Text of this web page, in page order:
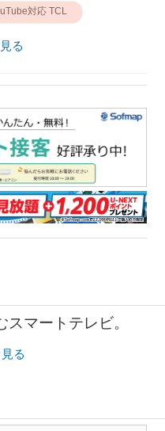
対応 TCL
液晶テレビ 量子ドット
る
マートテレビ。
る